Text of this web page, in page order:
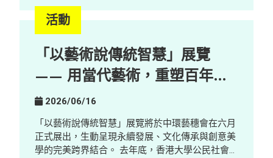
如何重塑工作設計與技能需求，並探索其在促進共
融就業方面的潛力。 重點內容 AI 本地化與新職
會，包括 AI Quality Support 等職位，這些職位能
與殘疾人士及有特殊教育需要人才的優勢契合。 人
類在 AI 發展中的關鍵角色： 人類的監督與參與仍
不可或缺，包括確保內容準確性、調整語氣風格，
以及進行情境判斷等。 走向與 AI 協作的新工作模
式： 隨著 AI 改變職場生態，競爭力愈來愈取決於
與 AI 協作的能力，促使機構重新思考工作設計，
並拓闊人才來源。 在「賽馬會共融．知行計劃」計
活動
「以藝術說傳統智慧」展覽
—— 用當代藝術，重塑百年鄉
郊的新想像
2026/06/16
「以藝術說傳統智慧」展覽將於中環藝穗會在六月
正式展出，生動呈現永續發展、文化傳承與創意美
學的完美跨界結合。 去年底，香港大學公民社會與